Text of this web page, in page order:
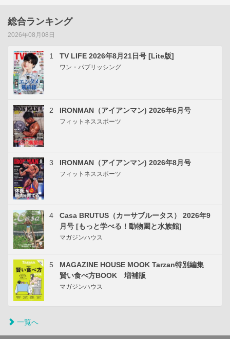
総合ランキング
2026年08月08日
1 TV LIFE 2026年8月21日号 [Lite版]
ワン・パブリッシング
2 IRONMAN（アイアンマン) 2026年6月号
フィットネススポーツ
3 IRONMAN（アイアンマン) 2026年8月号
フィットネススポーツ
4
Casa BRUTUS（カーサブルータス） 2026年9
月号 [もっと学べる！動物園と水族館]
マガジンハウス
5
MAGAZINE HOUSE MOOK Tarzan特別編集
賢い食べ方BOOK 増補版
マガジンハウス
一覧へ